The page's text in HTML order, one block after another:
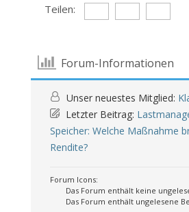
Teilen:
Forum-Informationen
Unser neuestes Mitglied:
Letzter Beitrag:
Speicher: Welche Maßnahme
Rendite?
Forum Icons:
Das Forum enthält keine
Das Forum enthält ungelesene